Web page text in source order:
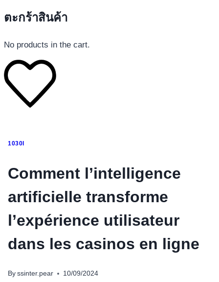
โทรศัพท์มือถือ
อุปกรณ์เสริมโทรศัพท์
สินค้าตามแบรนด์
ตะกร้าสินค้า
No products in the cart.
1030I
Comment l’intelligence
artificielle transforme
l’expérience utilisateur
dans les casinos en ligne
By ssinter.pear 10/09/2024